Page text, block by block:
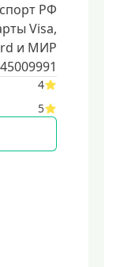
РФ
Visa,
и МИР
4
5